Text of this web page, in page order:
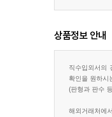
상품정보 안내
직수입외서의
확인을 원하시
(판형과 판수
해외거래처에